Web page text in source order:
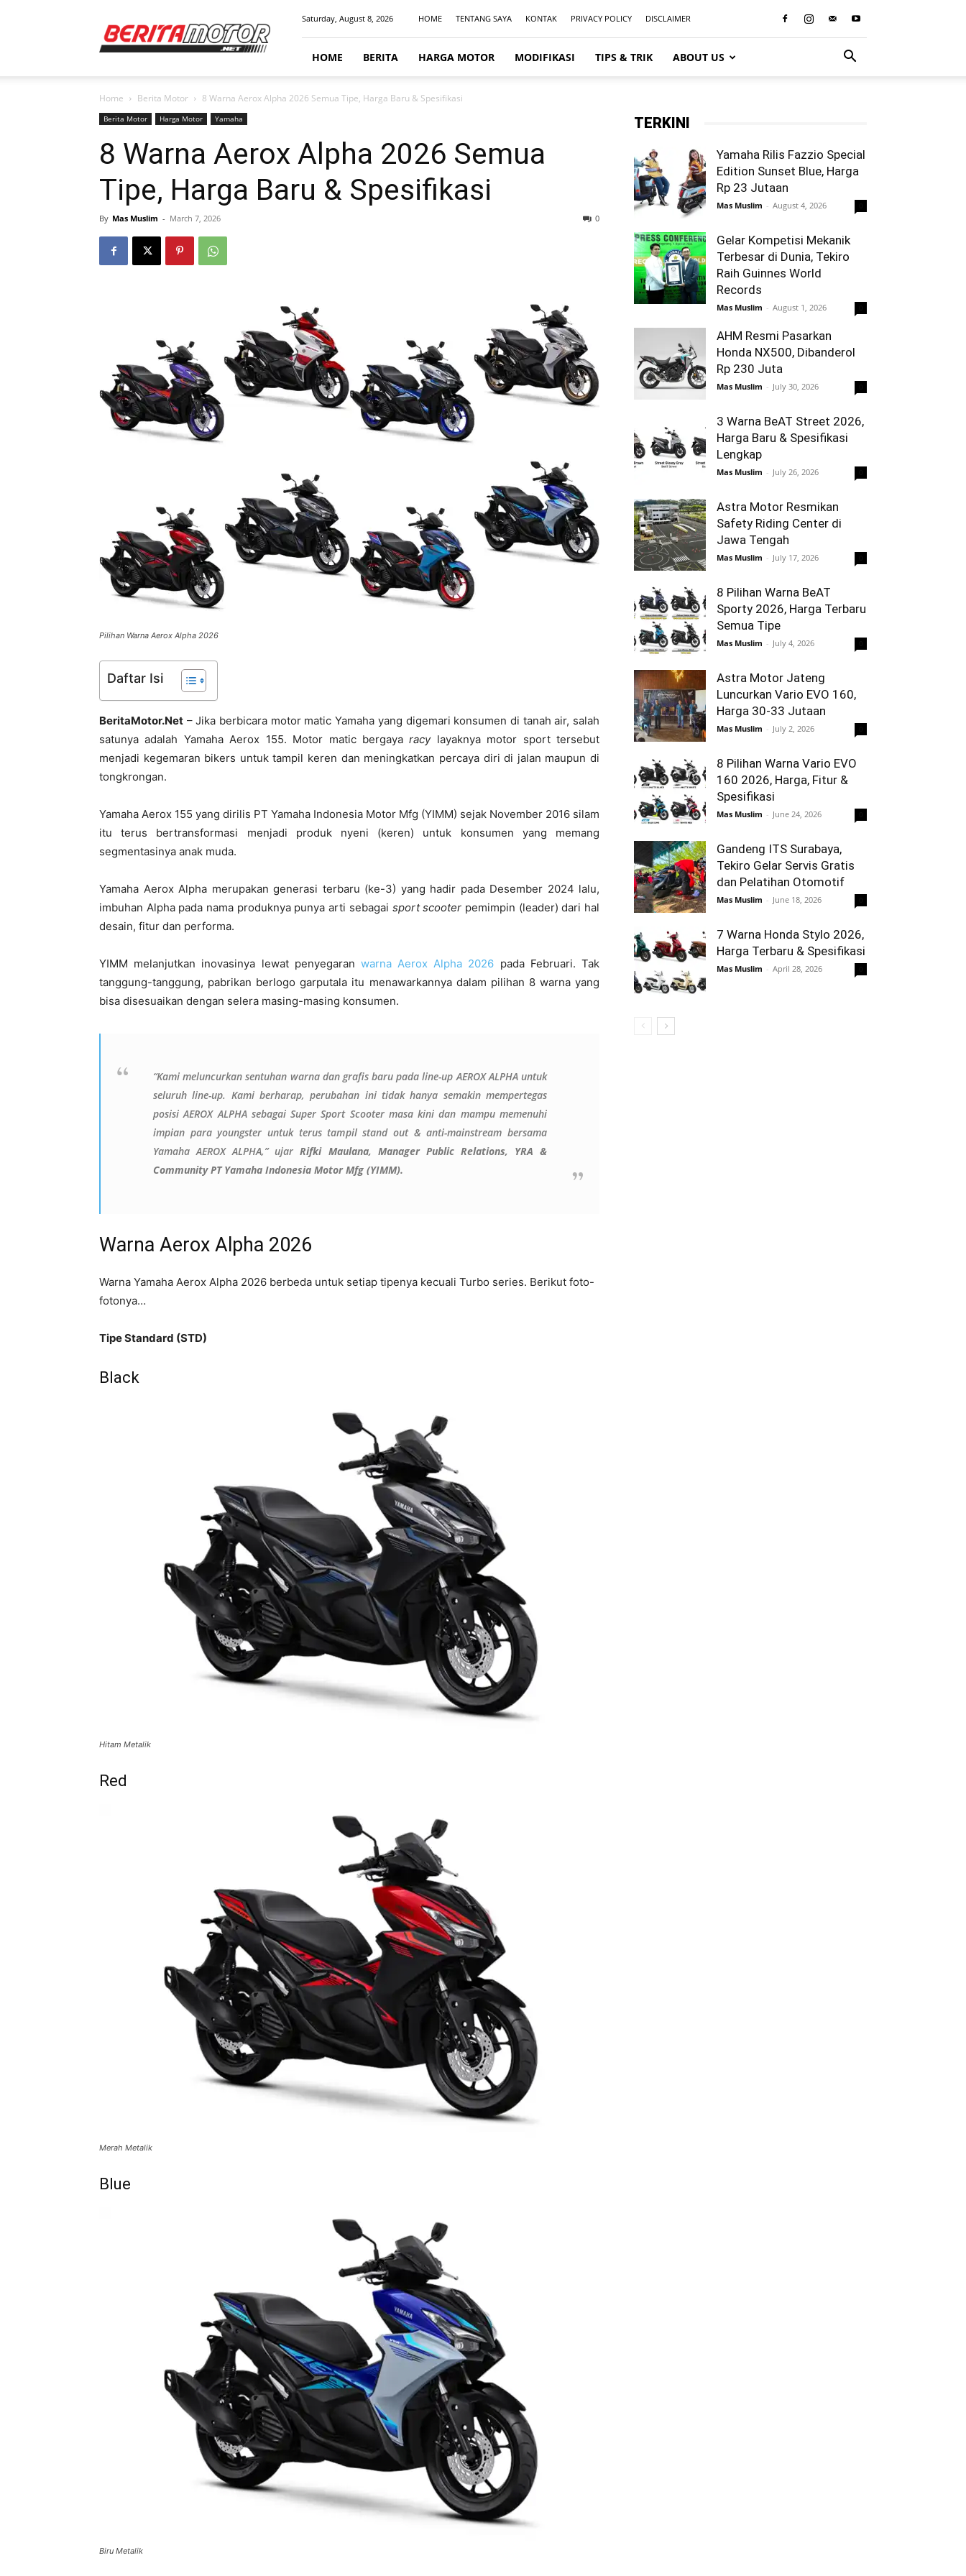
Saturday, August 8, 2026 HOME TENTANG SAYA KONTAK PRIVACY POLICY DISCLAIMER
HOME BERITA HARGA MOTOR MODIFIKASI TIPS & TRIK ABOUT US
Home Berita Motor 8 Warna Aerox Alpha 2026 Semua Tipe, Harga Baru & Spesifikasi
Berita Motor Harga Motor Yamaha
8 Warna Aerox Alpha 2026 Semua
Tipe, Harga Baru & Spesifikasi
By Mas Muslim - March 7, 2026 0
Pilihan Warna Aerox Alpha 2026
Daftar Isi
BeritaMotor.Net – Jika berbicara motor matic Yamaha yang digemari konsumen di tanah air, salah
satunya adalah Yamaha Aerox 155. Motor matic bergayaracylayaknya motor sport tersebut
menjadi kegemaran bikers untuk tampil keren dan meningkatkan percaya diri di jalan maupun di
tongkrongan.
Yamaha Aerox 155 yang dirilis PT Yamaha Indonesia Motor Mfg (YIMM) sejak November 2016 silam
itu terus bertransformasi menjadi produk nyeni (keren) untuk konsumen yang memang
segmentasinya anak muda.
Yamaha Aerox Alpha merupakan generasi terbaru (ke-3) yang hadir pada Desember 2024 lalu,
imbuhan Alpha pada nama produknya punya arti sebagai sport scooter pemimpin (leader) dari hal
desain, fitur dan performa.
YIMM melanjutkan inovasinya lewat penyegaran warna Aerox Alpha 2026 pada Februari. Tak
tanggung-tanggung, pabrikan berlogo garputala itu menawarkannya dalam pilihan 8 warna yang
bisa disesuaikan dengan selera masing-masing konsumen.
“Kami meluncurkan sentuhan warna dan grafis baru pada line-upAEROX ALPHAuntuk
seluruh line-up. Kami berharap, perubahan ini tidak hanya semakin mempertegas
posisiAEROX ALPHAsebagai Super Sport Scooter masa kini dan mampu memenuhi
impian para youngster untuk terus tampil stand out & anti-mainstream bersama
YamahaAEROX ALPHA,” ujarRifki Maulana, Manager Public Relations, YRA &
Community PT Yamaha Indonesia Motor Mfg (YIMM).
Warna Aerox Alpha 2026
Warna Yamaha Aerox Alpha 2026 berbeda untuk setiap tipenya kecuali Turbo series. Berikut foto-
fotonya…
Tipe Standard (STD)
Black
Hitam Metalik
Red
Merah Metalik
Blue
Biru Metalik
TERKINI
Yamaha Rilis Fazzio Special
Edition Sunset Blue, Harga
Rp 23 Jutaan
Mas Muslim - August 4, 2026
Gelar Kompetisi Mekanik
Terbesar di Dunia, Tekiro
Raih Guinnes World
Records
Mas Muslim - August 1, 2026
AHM Resmi Pasarkan
Honda NX500, Dibanderol
Rp 230 Juta
Mas Muslim - July 30, 2026
3 Warna BeAT Street 2026,
Harga Baru & Spesifikasi
Lengkap
Mas Muslim - July 26, 2026
Astra Motor Resmikan
Safety Riding Center di
Jawa Tengah
Mas Muslim - July 17, 2026
8 Pilihan Warna BeAT
Sporty 2026, Harga Terbaru
Semua Tipe
Mas Muslim - July 4, 2026
Astra Motor Jateng
Luncurkan Vario EVO 160,
Harga 30-33 Jutaan
Mas Muslim - July 2, 2026
8 Pilihan Warna Vario EVO
160 2026, Harga, Fitur &
Spesifikasi
Mas Muslim - June 24, 2026
Gandeng ITS Surabaya,
Tekiro Gelar Servis Gratis
dan Pelatihan Otomotif
Mas Muslim - June 18, 2026
7 Warna Honda Stylo 2026,
Harga Terbaru & Spesifikasi
Mas Muslim - April 28, 2026